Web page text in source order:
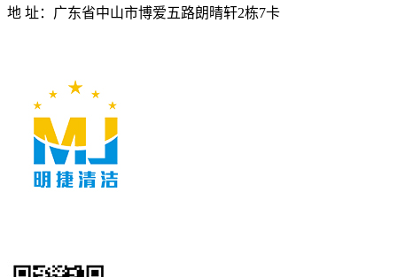
地 址：广东省中山市博爱五路朗晴轩2栋7卡